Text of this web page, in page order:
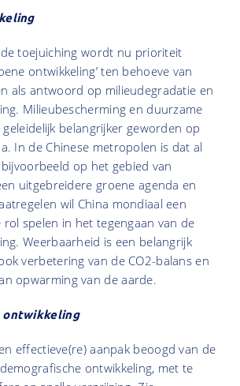
toejuiching wordt nu prioriteit
ontwikkeling’ ten behoeve van
als antwoord op milieudegradatie en
Milieubescherming en duurzame
belangrijker geworden op
In de Chinese metropolen is dat al
op het gebied van
uitgebreidere groene agenda en
wil China mondiaal een
spelen in het tegengaan van de
Weerbaarheid is een belangrijk
verbetering van de CO2-balans en
opwarming van de aarde.
ontwikkeling
effectieve(re) aanpak beoogd van de
ontwikkeling, met te